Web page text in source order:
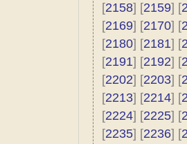
[2158] [2159] [
[2169] [2170] [
[2180] [2181] [
[2191] [2192] [
[2202] [2203] [
[2213] [2214] [
[2224] [2225] [
[2235] [2236] [